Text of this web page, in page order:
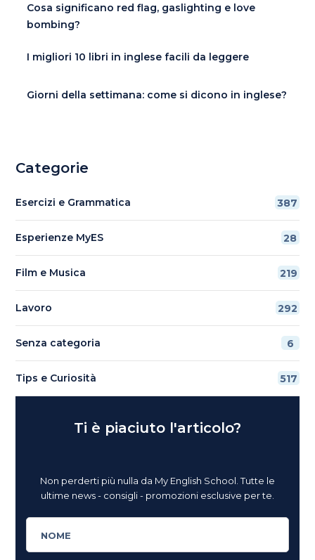
Cosa significano red flag, gaslighting e love
bombing?
I migliori 10 libri in inglese facili da leggere
Giorni della settimana: come si dicono in inglese?
Categorie
Esercizi e Grammatica 387
Esperienze MyES 28
Film e Musica 219
Lavoro 292
Senza categoria 6
Tips e Curiosità 517
Ti è piaciuto l'articolo?
Non perderti più nulla da My English School. Tutte le
ultime news - consigli - promozioni esclusive per te.